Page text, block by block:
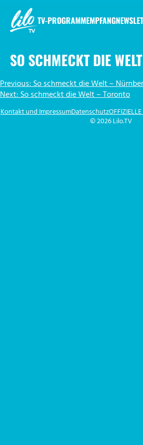
Inhalt
springen
TV-PROGRAMMEMPFANG
SO SCHMECKT DIE
BEITRAGSNAVIGATION
Previous:So schmeckt die Welt –
Next:So schmeckt die Welt – Toronto
© 2026 Lilo.TV
Kontakt und ImpressumDatenschutz